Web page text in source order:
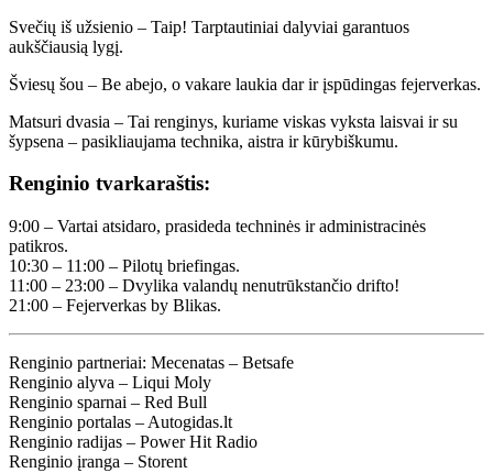
Svečių iš užsienio – Taip! Tarptautiniai dalyviai garantuos
aukščiausią lygį.
Šviesų šou – Be abejo, o vakare laukia dar ir įspūdingas fejerverkas.
Matsuri dvasia – Tai renginys, kuriame viskas vyksta laisvai ir su
šypsena – pasikliaujama technika, aistra ir kūrybiškumu.
Renginio tvarkaraštis:
9:00 – Vartai atsidaro, prasideda techninės ir administracinės
patikros.
10:30 – 11:00 – Pilotų briefingas.
11:00 – 23:00 – Dvylika valandų nenutrūkstančio drifto!
21:00 – Fejerverkas by Blikas.
Renginio partneriai: Mecenatas – Betsafe
Renginio alyva – Liqui Moly
Renginio sparnai – Red Bull
Renginio portalas – Autogidas.lt
Renginio radijas – Power Hit Radio
Renginio įranga – Storent